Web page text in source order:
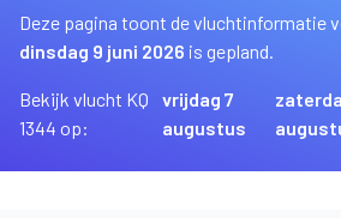
Deze pagina toont de vluchtinformatie
dinsdag 9 juni 2026 is gepland.
Bekijk vlucht KQ
1344 op:
vrijdag 7
augustus